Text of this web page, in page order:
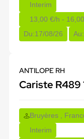
Interim
13,00 €/h -
Du:17/08/26 Au:
ANTILOPE RH
Cariste
Bruyères ,
Interim